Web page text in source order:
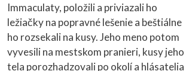
Immaculaty, položili a priviazali ho
ležiačky na popravné lešenie a beštiálne
ho rozsekali na kusy. Jeho meno potom
vyvesili na mestskom pranieri, kusy jeho
tela porozhadzovali po okolí a hlásatelia